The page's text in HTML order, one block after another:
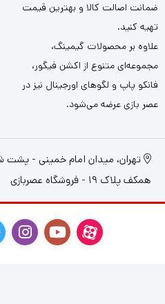
ضمانت اصالت کالا و بهترین قیمت
تهیه کنید.
علاوه بر محصولات گیمینگ،
مجموعه‌ای متنوع از اکشن فیگور،
فانکو پاپ و لگوهای اورجینال نیز در
عصر بازی عرضه می‌شود.
تهران، میدان امام خمینی - پشت
همکف پلاک 19 - فروشگاه عصربازی